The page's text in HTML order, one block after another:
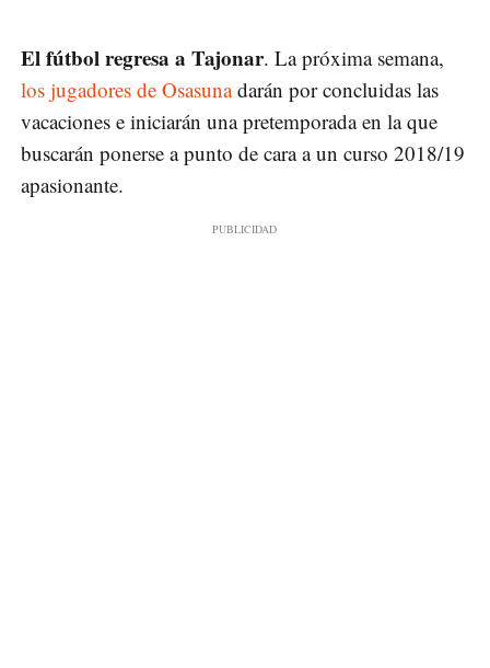
El fútbol regresa a Tajonar. La próxima semana,
los jugadores de Osasunadarán por concluidas las
vacaciones e iniciarán una pretemporada en la que
buscarán ponerse a punto de cara a un curso 2018/19
apasionante.